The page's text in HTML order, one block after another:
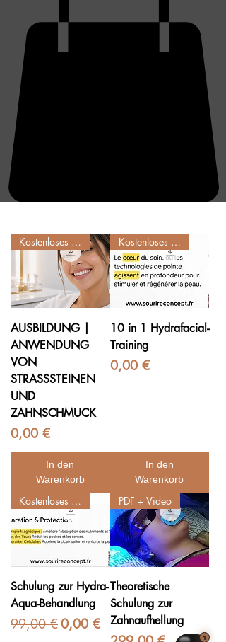
Kostenloses Training
AUSBILDUNG |
ANWENDUNG
VON
STRASSSTEINEN
UND
ZAHNSCHMUCK
Preis
0,00 €
In den
Warenkorb
Kostenloses Training
10 in 1 Hydrafacial-
Training
Preis
0,00 €
In den
Warenkorb
Kostenloses Training
Schulung zur Hydra-
Aqua-Behandlung
Standardpreis
99,00 €Sale-Preis
0,00 €
PDF + Video
Theoretische
Schulung zur
Zahnaufhellung